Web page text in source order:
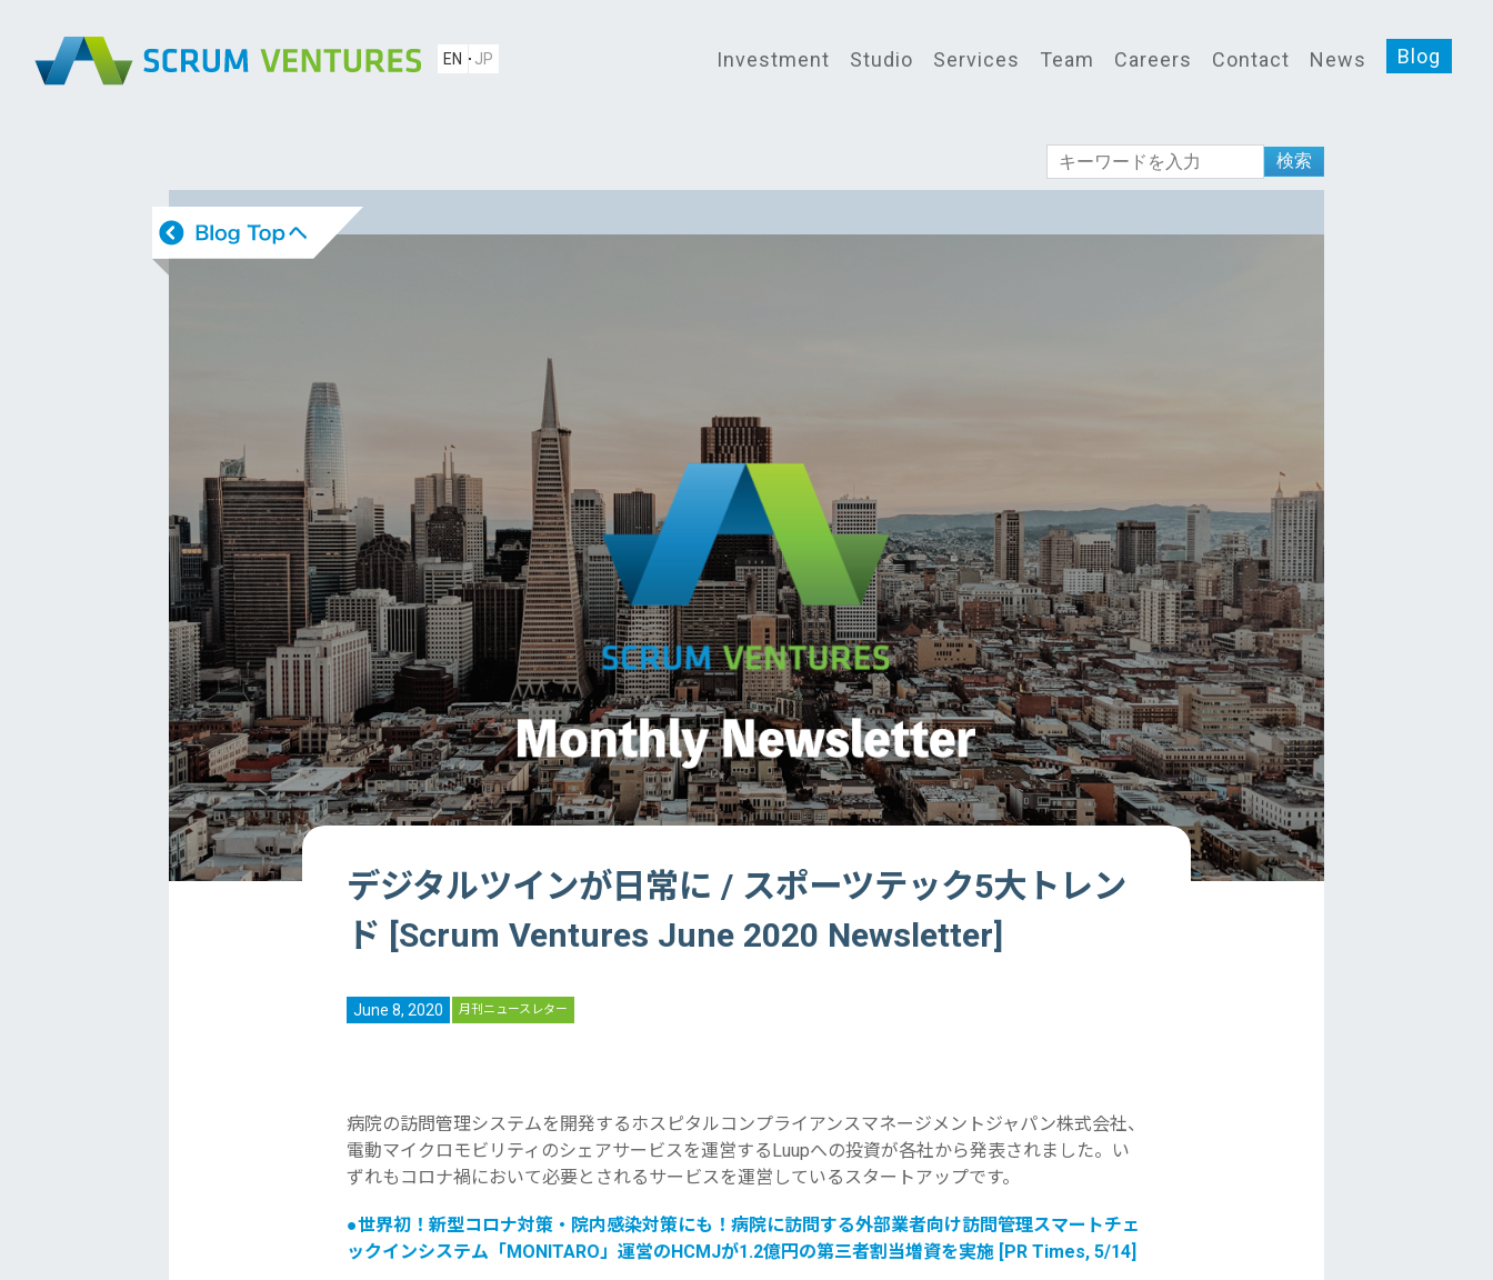
EN JP Investment Studio Services Team Careers Contact News Blog
検索
デジタルツインが日常に / スポーツテック5大トレン
ド [Scrum Ventures June 2020 Newsletter]
June 8, 2020 月刊ニュースレター
病院の訪問管理システムを開発するホスピタルコンプライアンスマネージメントジャパン株式会社、
電動マイクロモビリティのシェアサービスを運営するLuupへの投資が各社から発表されました。
い
ずれもコロナ禍において必要とされるサービスを運営しているスタートアップです。
●世界初！新型コロナ対策・院内感染対策にも！ 病院に訪問する外部業者向け訪問管理スマートチェ
ックインシステム「MONITARO」運営のHCMJが1.2億円の第三者割当増資を実施 [PR Times, 5/14]